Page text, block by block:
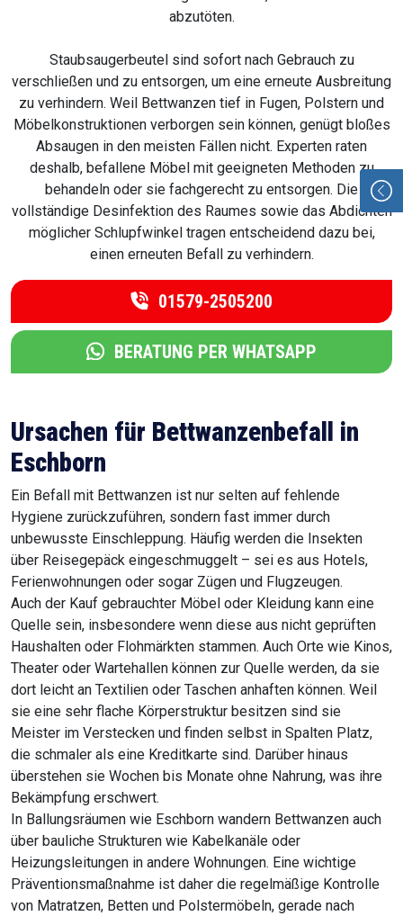
abzutöten.
Staubsaugerbeutel sind sofort nach Gebrauch zu
verschließen und zu entsorgen, um eine erneute Ausbreitung
zu verhindern. Weil Bettwanzen tief in Fugen, Polstern und
Möbelkonstruktionen verborgen sein können, genügt bloßes
Absaugen in den meisten Fällen nicht. Experten raten
deshalb, befallene Möbel mit geeigneten Methoden zu
behandeln oder sie fachgerecht zu entsorgen. Die
vollständige Desinfektion des Raumes sowie das Abdichten
möglicher Schlupfwinkel tragen entscheidend dazu bei,
einen erneuten Befall zu verhindern.
01579-2505200
BERATUNG PER WHATSAPP
Ursachen für Bettwanzenbefall in
Eschborn
Ein Befall mit Bettwanzen ist nur selten auf fehlende
Hygiene zurückzuführen, sondern fast immer durch
unbewusste Einschleppung. Häufig werden die Insekten
über Reisegepäck eingeschmuggelt – sei es aus Hotels,
Ferienwohnungen oder sogar Zügen und Flugzeugen.
Auch der Kauf gebrauchter Möbel oder Kleidung kann eine
Quelle sein, insbesondere wenn diese aus nicht geprüften
Haushalten oder Flohmärkten stammen. Auch Orte wie Kinos,
Theater oder Wartehallen können zur Quelle werden, da sie
dort leicht an Textilien oder Taschen anhaften können. Weil
sie eine sehr flache Körperstruktur besitzen sind sie
Meister im Verstecken und finden selbst in Spalten Platz,
die schmaler als eine Kreditkarte sind. Darüber hinaus
überstehen sie Wochen bis Monate ohne Nahrung, was ihre
Bekämpfung erschwert.
In Ballungsräumen wie Eschborn wandern Bettwanzen auch
über bauliche Strukturen wie Kabelkanäle oder
Heizungsleitungen in andere Wohnungen. Eine wichtige
Präventionsmaßnahme ist daher die regelmäßige Kontrolle
von Matratzen, Betten und Polstermöbeln, gerade nach